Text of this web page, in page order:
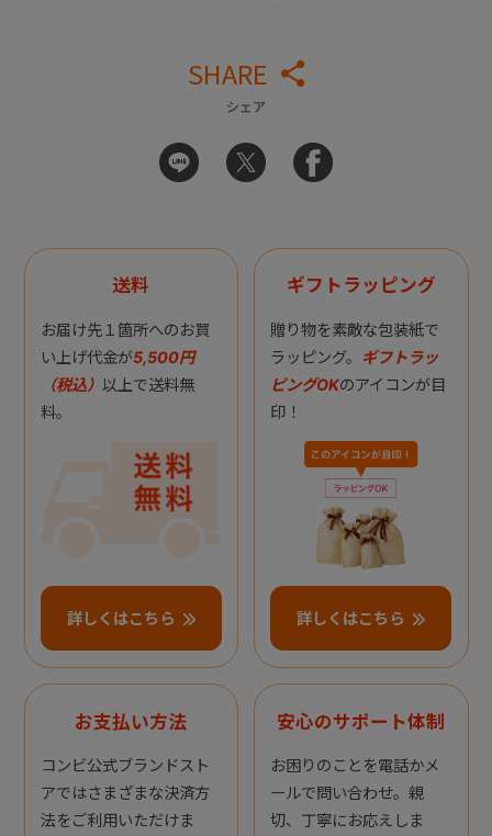
SHARE
シェア
送料
お届け先１箇所へのお買
い上げ代金が5,500円
（税込） 以上で送料無
料。
詳しくはこちら
ギフトラッピング
贈り物を素敵な包装紙で
ラッピング。 ギフトラッ
ピングOKのアイコンが目
印！
詳しくはこちら
お支払い方法
コンビ公式ブランドスト
アではさまざまな決済方
法をご利用いただけま
安心のサポート体制
お困りのことを電話かメ
ールで問い合わせ。親
切、丁寧にお応えしま